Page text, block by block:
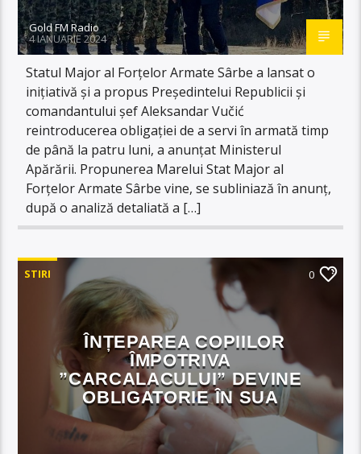
Gold FM Radio
4 IANUARIE 2024
Statul Major al Forțelor Armate Sârbe a lansat o
inițiativă și a propus Președintelui Republicii și
comandantului șef Aleksandar Vučić
reintroducerea obligației de a servi în armată timp
de până la patru luni, a anunțat Ministerul
Apărării. Propunerea Marelui Stat Major al
Forțelor Armate Sârbe vine, se subliniază în anunț,
după o analiză detaliată a […]
STIRI 0
ÎNȚEPAREA COPIILOR
ÎMPOTRIVA
”CARCALACULUI” DEVINE
OBLIGATORIE ÎN SUA